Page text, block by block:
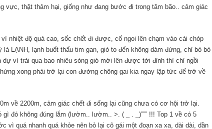
vực, thật thảm hại, giống như đang bước đi trong tâm bão.. cảm giác
nhiệt độ quá cao, sốc chết đi được, cố ngoi lên chạm vào cái chóp
LẠNH, lạnh buốt thấu tim gan, gió to đến không dám đứng, chỉ bò bò
vì trải qua bao nhiêu sóng gió mới lên được tới đỉnh thì chỉ ngồi
xong phải trở lại con đường chông gai kia ngay lập tức để trở về
về 2200m, cảm giác chết đi sống lại cũng chưa có cơ hội trở lại.
đó không đúng lắm (lườm.. lườm.. >. ( _ . _)””” !!! Top 1 về có 5
vì quá nhanh quá khỏe nên bỏ lại cô gái một đoạn xa xa, dài dài, dần